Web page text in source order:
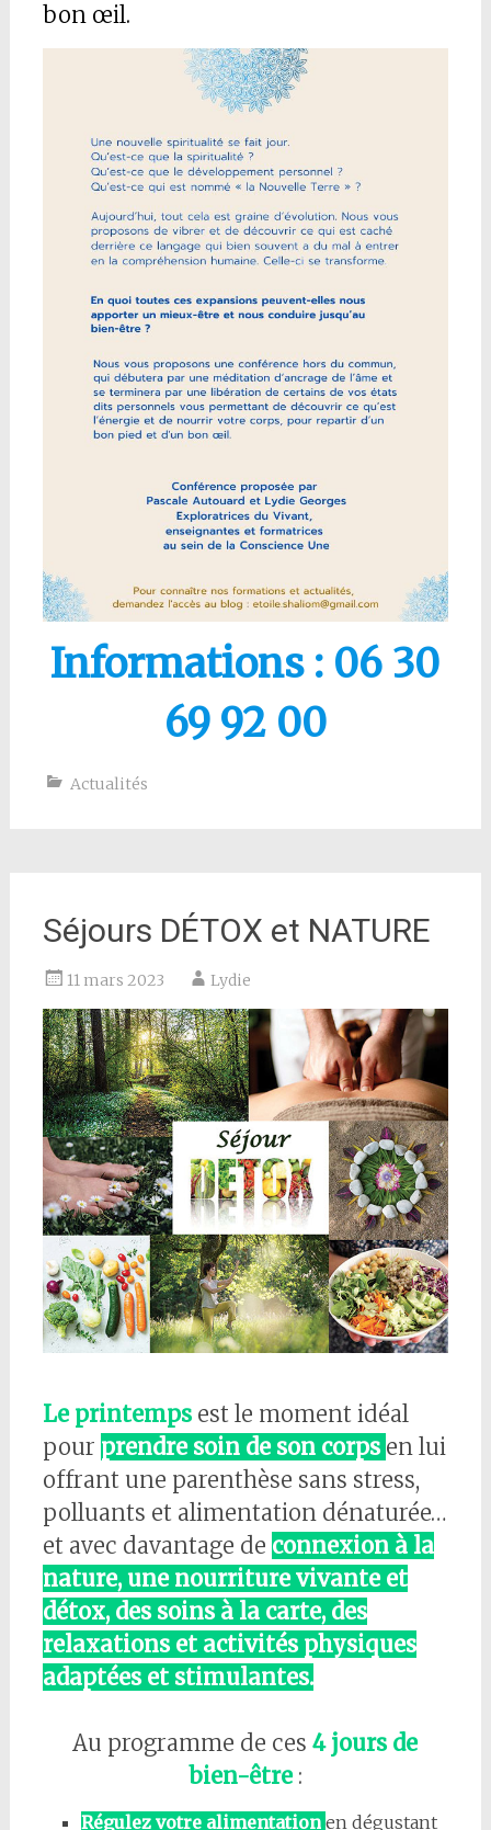
bon œil.
Informations : 06 30
69 92 00
Actualités
Séjours DÉTOX et NATURE
11 mars 2023 Lydie
Le printempsest le moment idéal
pour prendre soin de son corps en lui
offrant une parenthèse sans stress,
polluants et alimentation dénaturée…
et avec davantage de connexion à la
nature, une nourriture vivante et
détox, des soins à la carte, des
relaxations et activités physiques
adaptées et stimulantes.
Au programme de ces4 jours de
bien-être:
Régulez votre alimentation en dégustant